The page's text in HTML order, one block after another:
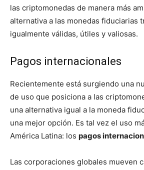
las criptomonedas de manera más
alternativa a las monedas fiduciarias
igualmente válidas, útiles y valiosas.
Pagos internacionales
Recientemente está surgiendo una
de uso que posiciona a las
una alternativa igual a la moneda
una mejor opción. Es tal vez el uso
América Latina: los pagos
Las corporaciones globales mueven